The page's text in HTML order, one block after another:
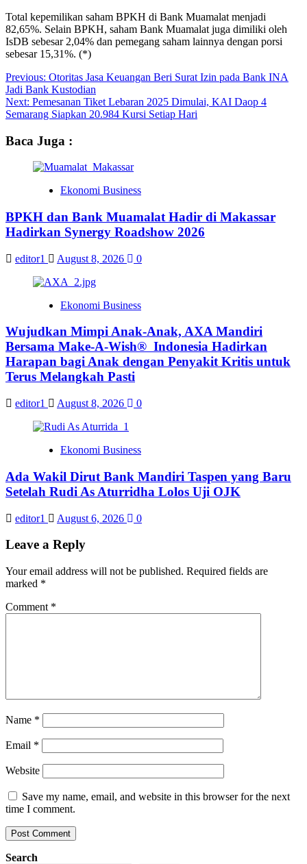
Total kepemilikan saham BPKH di Bank Muamalat menjadi
82,65%. Selain BPKH, saham Bank Muamalat juga dimiliki oleh
IsDB sebesar 2,04% dan pemegang saham lainnya dengan porsi
sebesar 15,31%. (*)
Post
navigation
Previous: Otoritas Jasa Keuangan Beri Surat Izin pada Bank INA
Jadi Bank Kustodian
Next: Pemesanan Tiket Lebaran 2025 Dimulai, KAI Daop 4
Semarang Siapkan 20.984 Kursi Setiap Hari
Baca Juga :
Ekonomi Business
BPKH dan Bank Muamalat Hadir di Makassar
Hadirkan Synergy Roadshow 2026
editor1 August 8, 2026 0
Ekonomi Business
Wujudkan Mimpi Anak-Anak, AXA Mandiri
Bersama Make-A-Wish® Indonesia Hadirkan
Harapan bagi Anak dengan Penyakit Kritis untuk
Terus Melangkah Pasti
editor1 August 8, 2026 0
Ekonomi Business
Ada Wakil Dirut Bank Mandiri Taspen yang Baru
Setelah Rudi As Aturridha Lolos Uji OJK
editor1 August 6, 2026 0
Leave a Reply
Your email address will not be published. Required fields are
marked *
Comment *
Name *
Email *
Website
Save my name, email, and website in this browser for the next
time I comment.
Search